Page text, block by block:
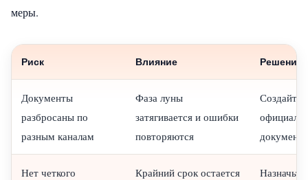
меры.
Риск Влияние Решение
Документы
разбросаны по
разным каналам
Фаза луны
затягивается и ошибки
повторяются
Создайте
Нет четкого
Крайний срок остается